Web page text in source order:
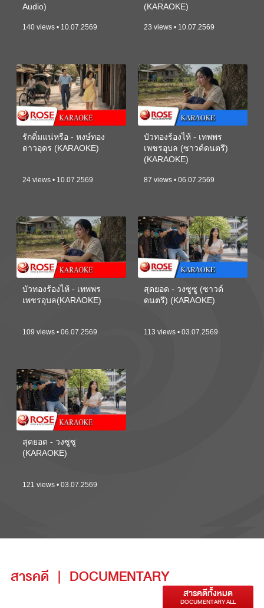
Audio)
140 views • 10.07.2569
(KARAOKE)
23 views • 10.07.2569
รักติ๋มแน่หรือ - หงษ์ทอง
ดาวอุดร (KARAOKE)
24 views • 10.07.2569
บัวทองร้องไห้ - เทพพร
เพชรอุบล (ซาวด์ดนตรี)
(KARAOKE)
87 views • 06.07.2569
บัวทองร้องไห้ - เทพพร
เพชรอุบล(KARAOKE)
109 views • 06.07.2569
สุดยอด - วงซูซู (ซาวด์
ดนตรี) (KARAOKE)
113 views • 03.07.2569
สุดยอด - วงซูซู
(KARAOKE)
121 views • 03.07.2569
สารคดี | DOCUMENTARY
สารคดีทั้งหมด
DOCUMENTARY ALL